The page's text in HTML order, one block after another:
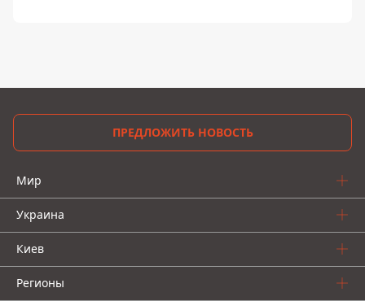
ПРЕДЛОЖИТЬ НОВОСТЬ
Мир
Украина
Киев
Регионы